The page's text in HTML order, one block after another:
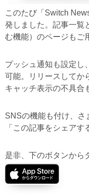
このたび「Switch
発しました。記事一覧
む機能）のページもご
プッシュ通知も設定し
可能。リリースしてか
キャッチ表示の不具合
SNSの機能も付け、さ
「この記事をシェアす
是非、下のボタンから